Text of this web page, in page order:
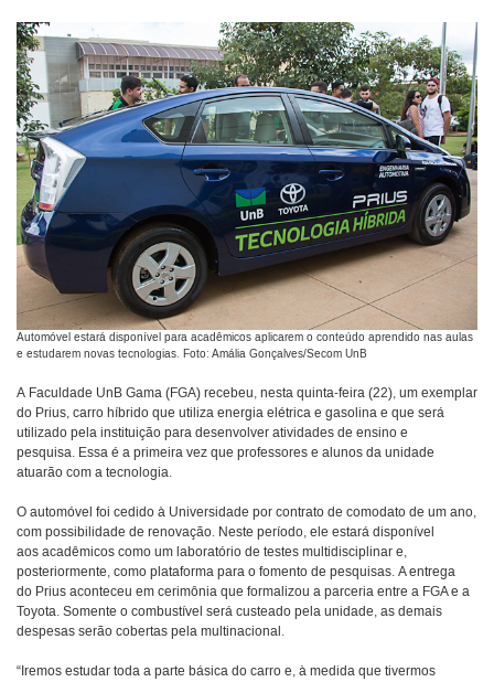
Automóvel estará disponível para acadêmicos aplicarem o conteúdo aprendido nas aulas
e estudarem novas tecnologias. Foto: Amália Gonçalves/Secom UnB
A Faculdade UnB Gama (FGA) recebeu, nesta quinta-feira (22), um exemplar
do Prius, carro híbrido que utiliza energia elétrica e gasolina e que será
utilizado pela instituição para desenvolver atividades de ensino e
pesquisa. Essa é a primeira vez que professores e alunos da unidade
atuarão com a tecnologia.
O automóvel foi cedido à Universidade por contrato de comodato de um ano,
com possibilidade de renovação. Neste período, ele estará disponível
aos acadêmicos como um laboratório de testes multidisciplinar e,
posteriormente, como plataforma para o fomento de pesquisas. A entrega
do Prius aconteceu em cerimônia que formalizou a parceria entre a FGA e a
Toyota. Somente o combustível será custeado pela unidade, as demais
despesas serão cobertas pela multinacional.
“Iremos estudar toda a parte básica do carro e, à medida que tivermos